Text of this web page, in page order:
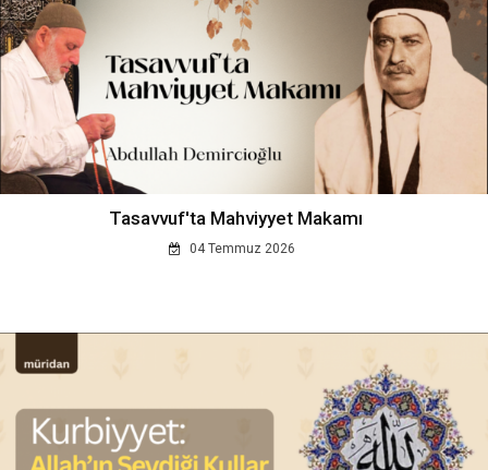
Tasavvuf'ta Mahviyyet Makamı
04 Temmuz 2026